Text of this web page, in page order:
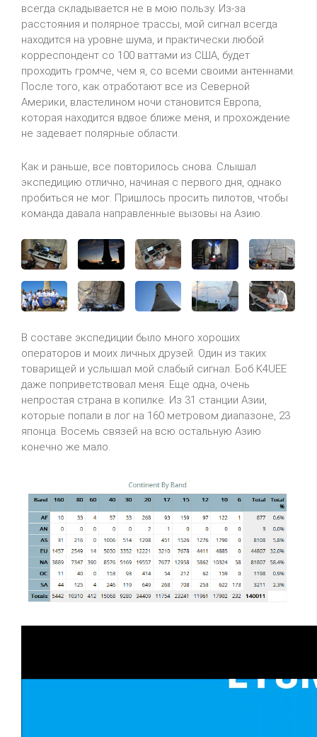
всегда складывается не в мою пользу. Из-за
расстояния и полярное трассы, мой сигнал всегда
находится на уровне шума, и практически любой
корреспондент со 100 ваттами из США, будет
проходить громче, чем я, со всеми своими антеннами.
После того, как отработают все из Северной
Америки, властелином ночи становится Европа,
которая находится вдвое ближе меня, и прохождение
не задевает полярные области.
Как и раньше, все повторилось снова. Слышал
экспедицию отлично, начиная с первого дня, однако
пробиться не мог. Пришлось просить пилотов, чтобы
команда давала направленные вызовы на Азию.
В составе экспедиции было много хороших
операторов и моих личных друзей. Один из таких
товарищей и услышал мой слабый сигнал. Боб K4UEE
даже поприветствовал меня. Еще одна, очень
непростая страна в копилке. Из 31 станции Азии,
которые попали в лог на 160 метровом диапазоне, 23
японца. Восемь связей на всю остальную Азию
конечно же мало.